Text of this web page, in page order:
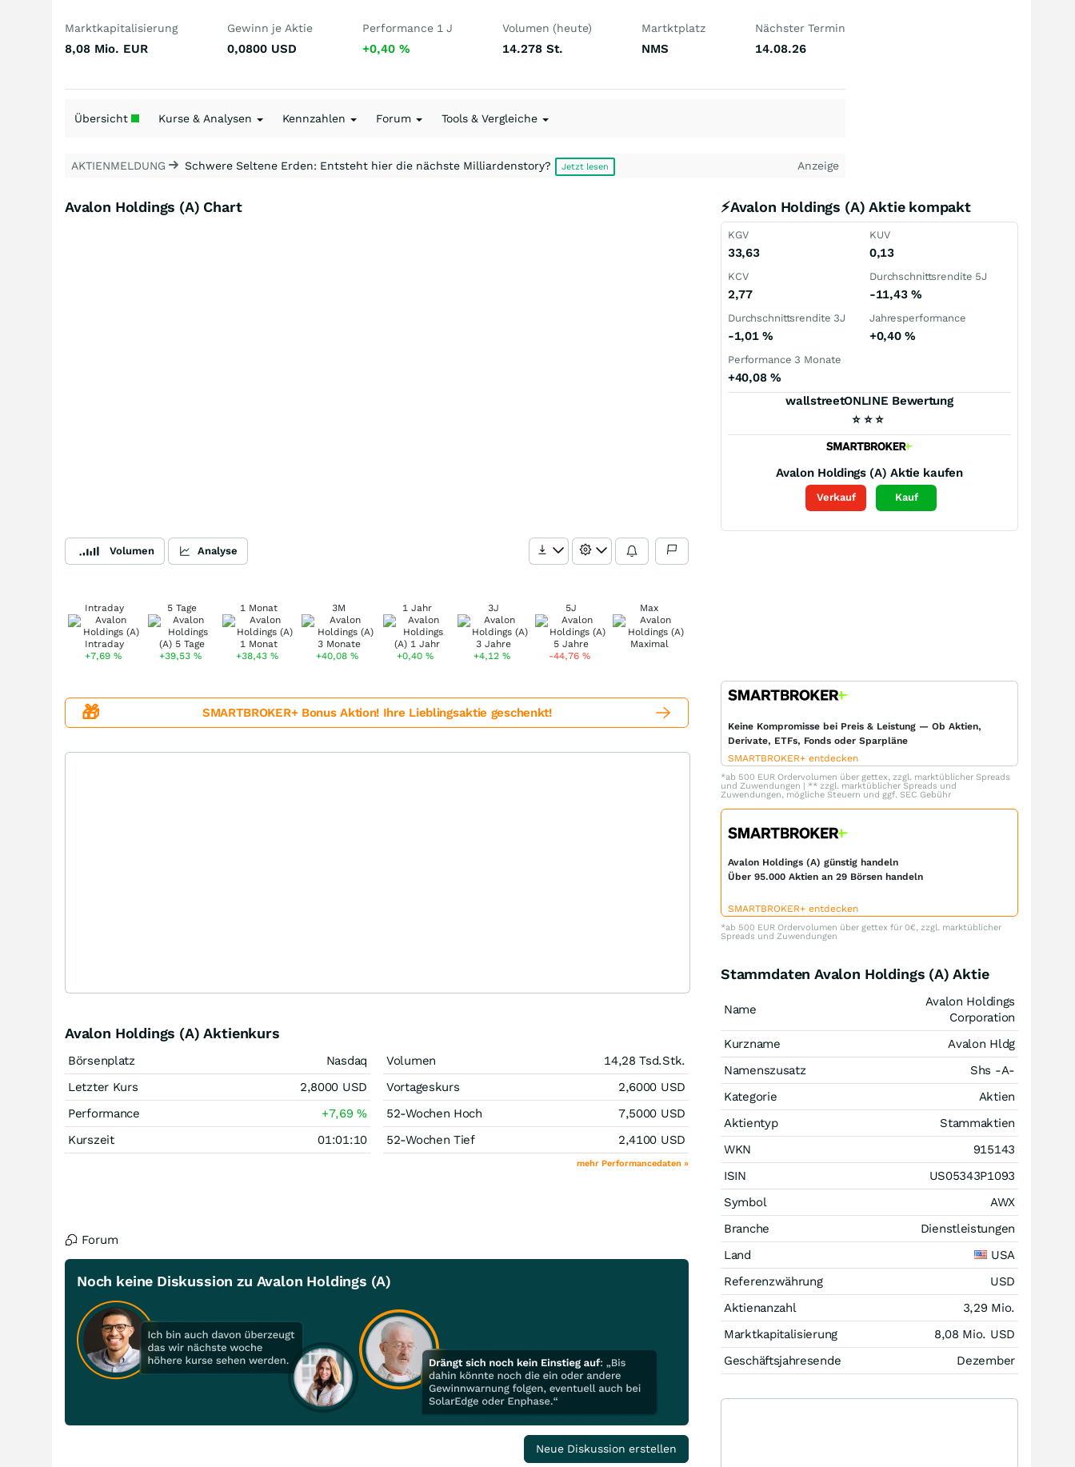
Marktkapitalisierung
8,08 Mio. EUR
Gewinn je Aktie
0,0800 USD
Performance 1 J
+0,40 %
Volumen (heute)
14.278 St.
Martktplatz
NMS
Nächster Termin
14.08.26
Übersicht Kurse & Analysen Kennzahlen Forum Tools & Vergleiche
AKTIENMELDUNG Schwere Seltene Erden: Entsteht hier die nächste Milliardenstory? Jetzt lesen Anzeige
Avalon Holdings (A) Chart
Volumen Analyse
Intraday
+7,69 %
5 Tage
+39,53 %
1 Monat
+38,43 %
3M
+40,08%
1 Jahr
+0,40%
3J
+4,12 %
5J
-44,76 %
Max
⚡Avalon Holdings (A) Aktie kompakt
KGV
33,63
KUV
0,13
KCV
2,77
Durchschnittsrendite 5J
-11,43 %
Durchschnittsrendite 3J
-1,01%
Jahresperformance
+0,40%
Performance 3 Monate
+40,08 %
wallstreetONLINE Bewertung
⭐ ⭐ ⭐
Avalon Holdings (A) Aktie kaufen
Verkauf Kauf
🎁 SMARTBROKER+ Bonus Aktion! Ihre Lieblingsaktie geschenkt!
Avalon Holdings (A) Aktienkurs
Börsenplatz
Nasdaq
Letzter Kurs
2,8000 USD
Performance
+7,69%
Kurszeit
01:01:10
Volumen 14,28 Tsd.Stk.
Vortageskurs
2,6000 USD
52-Wochen Hoch
7,5000 USD
52-Wochen Tief
2,4100 USD
mehr Performancedaten »
Forum
Noch keine Diskussion zu Avalon Holdings (A)
Neue Diskussion erstellen
Keine Kompromisse bei Preis & Leistung — Ob Aktien,
Derivate, ETFs, Fonds oder Sparpläne
SMARTBROKER+ entdecken
*ab 500 EUR Ordervolumen über gettex, zzgl. marktüblicher Spreads
und Zuwendungen | ** zzgl. marktüblicher Spreads und
Zuwendungen, mögliche Steuern und ggf. SEC Gebühr
Avalon Holdings (A) günstig handeln
Über 95.000 Aktien an 29 Börsen handeln
SMARTBROKER+ entdecken
*ab 500 EUR Ordervolumen über gettex für 0€, zzgl. marktüblicher
Spreads und Zuwendungen
Stammdaten Avalon Holdings (A) Aktie
Name
Avalon Holdings
Corporation
Kurzname
Avalon Hldg
Namenszusatz
Shs -A-
Kategorie
Aktien
Aktientyp
Stammaktien
WKN
915143
ISIN
US05343P1093
Symbol
AWX
Branche
Dienstleistungen
Land
USA
Referenzwährung
USD
Aktienanzahl
3,29 Mio.
Marktkapitalisierung
8,08 Mio. USD
Geschäftsjahresende
Dezember